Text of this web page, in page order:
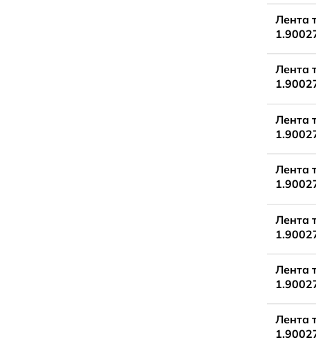
Лента
Лента
Лента
Лента
Лента
Лента
Лента